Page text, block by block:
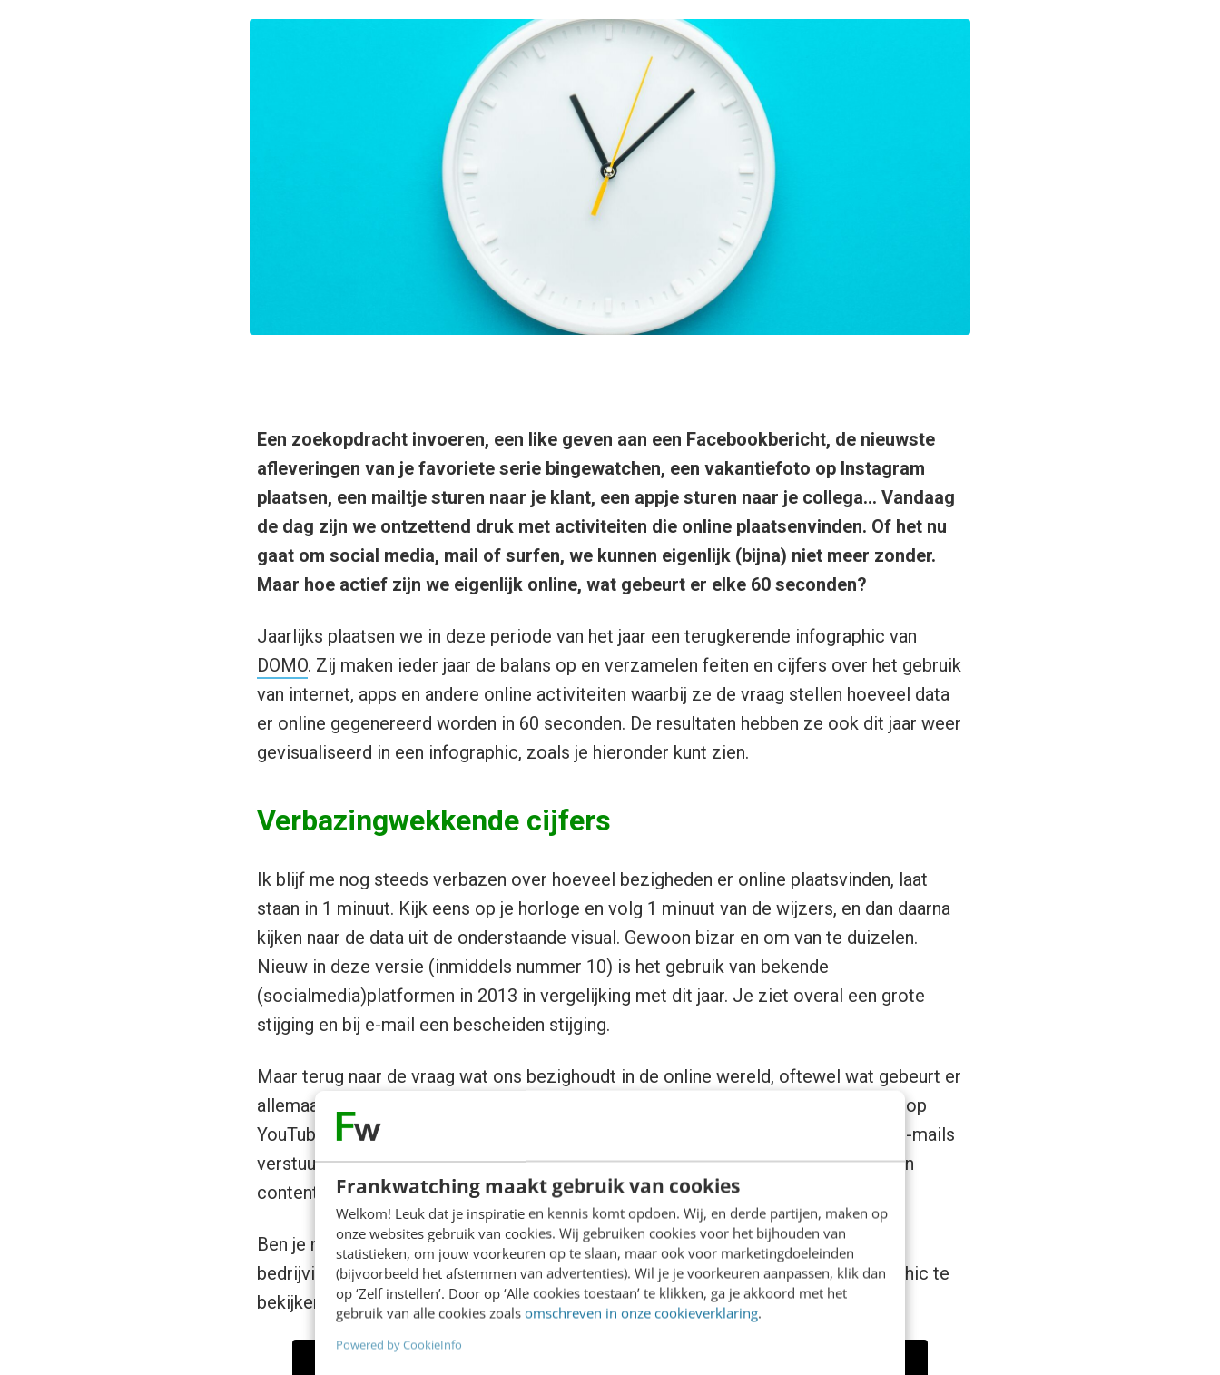
Frankwatching maakt gebruik van cookies
Welkom! Leuk dat je inspiratie en kennis komt opdoen. Wij, en derde partijen, maken op
onze websites gebruik van cookies. Wij gebruiken cookies voor het bijhouden van
statistieken, om jouw voorkeuren op te slaan, maar ook voor marketingdoeleinden
(bijvoorbeeld het afstemmen van advertenties). Wil je je voorkeuren aanpassen, klik dan
op ‘Zelf instellen’. Door op ‘Alle cookies toestaan’ te klikken, ga je akkoord met het
gebruik van alle cookies zoals omschreven in onze cookieverklaring.
Powered by CookieInfo
Een zoekopdracht invoeren, een like geven aan een Facebookbericht, de nieuwste
afleveringen van je favoriete serie bingewatchen, een vakantiefoto op Instagram
plaatsen, een mailtje sturen naar je klant, een appje sturen naar je collega… Vandaag
de dag zijn we ontzettend druk met activiteiten die online plaatsenvinden. Of het nu
gaat om social media, mail of surfen, we kunnen eigenlijk (bijna) niet meer zonder.
Maar hoe actief zijn we eigenlijk online, wat gebeurt er elke 60 seconden?
Jaarlijks plaatsen we in deze periode van het jaar een terugkerende infographic van
DOMO. Zij maken ieder jaar de balans op en verzamelen feiten en cijfers over het gebruik
van internet, apps en andere online activiteiten waarbij ze de vraag stellen hoeveel data
er online gegenereerd worden in 60 seconden. De resultaten hebben ze ook dit jaar weer
gevisualiseerd in een infographic, zoals je hieronder kunt zien.
Verbazingwekkende cijfers
Ik blijf me nog steeds verbazen over hoeveel bezigheden er online plaatsvinden, laat
staan in 1 minuut. Kijk eens op je horloge en volg 1 minuut van de wijzers, en dan daarna
kijken naar de data uit de onderstaande visual. Gewoon bizar en om van te duizelen.
Nieuw in deze versie (inmiddels nummer 10) is het gebruik van bekende
(socialmedia)platformen in 2013 in vergelijking met dit jaar. Je ziet overal een grote
stijging en bij e-mail een bescheiden stijging.
Maar terug naar de vraag wat ons bezighoudt in de online wereld, oftewel wat gebeurt er
allemaal in 60 seconden? Er wordt onder andere zo’n 500 uur aan video geplaatst op
YouTube en zo’n 11 miljoen uur gestreamd. Er worden meer dan 231 miljoen aan e-mails
verstuurd en zo’n 16 miljoen tekstberichten. En op Facebook wordt 1,7 miljoen aan
content gedeeld en op Snapchat zo’n 2,4 miljoen snaps verstuurd.
Ben je nieuwsgierig naar de andere feiten en cijfers? Wil je meer weten over hoe
bedrijvig we zijn op het wereldwijde web? Scrol dan naar beneden om de infographic te
bekijken. Klik op de afbeelding voor een groter exemplaar.